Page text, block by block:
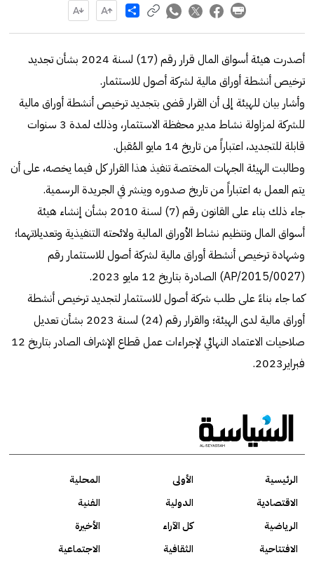
Share
أصدرت هيئة أسواق المال قرار رقم (17) لسنة 2024 بشأن تجديد
ترخيص أنشطة أوراق مالية لشركة أصول للاستثمار.
وأشار بيان للهيئة إلى أن القرار قضى بتجديد ترخيص أنشطة أوراق مالية
للشركة لمزاولة نشاط مدير محفظة الاستثمار، وذلك لمدة 3 سنوات
قابلة للتجديد، اعتباراً من تاريخ 14 مايو المُقبل.
وطالبت الهيئة الجهات المختصة تنفيذ هذا القرار كل فيما يخصه، على أن
يتم العمل به اعتباراً من تاريخ صدوره وينشر في الجريدة الرسمية.
جاء ذلك بناء على القانون رقم (7) لسنة 2010 بشأن إنشاء هيئة
أسواق المال وتنظيم نشاط الأوراق المالية ولائحته التنفيذية وتعديلاتهما؛
وشهادة ترخيص أنشطة أوراق مالية لشركة أصول للاستثمار رقم
(AP/2015/0027) الصادرة بتاريخ 12 مايو 2023.
كما جاء بناءً على طلب شركة أصول للاستثمار لتجديد ترخيص أنشطة
أوراق مالية لدى الهيئة؛ والقرار رقم (24) لسنة 2023 بشأن تعديل
صلاحيات الاعتماد النهائي لإجراءات عمل قطاع الإشراف الصادر بتاريخ 12
فبراير2023.
الرئيسية الأولى
المحلية
الاقتصادية
الدولية
الفنية
الرياضية
كل الآراء
الأخيرة
الافتتاحية
الثقافية الاجتماعية